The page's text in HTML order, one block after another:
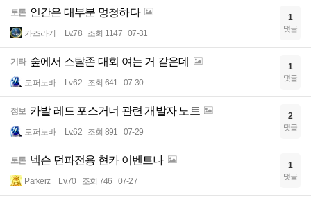
토론 인간은 대부분 멍청하다
카즈라기 Lv.78 조회 1147 07-31
1
댓글
기타 숲에서 스탈존 대회 여는 거 같은데
도퍼노바 Lv.62 조회 641 07-30
1
댓글
정보 카발 레드 포스거너 관련 개발자 노트
도퍼노바 Lv.62 조회 891 07-29
2
댓글
토론 넥슨 던파전용 현카 이벤트나
Parkerz Lv.70 조회 746 07-27
1
댓글